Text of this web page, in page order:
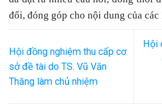
đổi, đóng góp cho nội dung của các
Hội đồng nghiệm thu cấp cơ
sở đề tài do TS. Vũ Văn
Thăng làm chủ nhiệm
Hội